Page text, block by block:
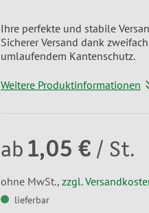
Ihre perfekte und stabile
Sicherer Versand dank
umlaufendem Kantenschutz.
Weitere Produktinformationen
ab 1,05 € / St.
ohne MwSt., zzgl.
lieferbar